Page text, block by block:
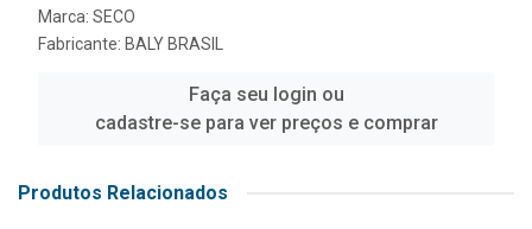
Marca: SECO
Fabricante: BALY BRASIL
Faça seu login ou
cadastre-se para ver preços e comprar
Produtos Relacionados